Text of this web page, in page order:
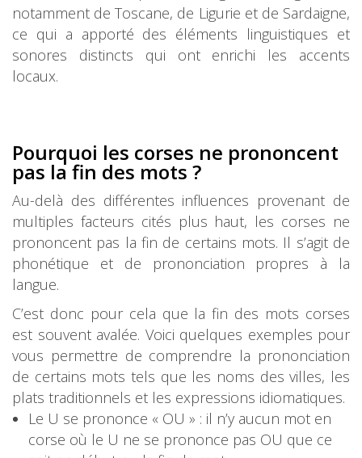
notamment de Toscane, de Ligurie et de Sardaigne,
ce qui a apporté des éléments linguistiques et
sonores distincts qui ont enrichi les accents
locaux.
Pourquoi les corses ne prononcent
pas la fin des mots ?
Au-delà des différentes influences provenant de
multiples facteurs cités plus haut, les corses ne
prononcent pas la fin de certains mots. Il s’agit de
phonétique et de prononciation propres à la
langue.
C’est donc pour cela que la fin des mots corses
est souvent avalée. Voici quelques exemples pour
vous permettre de comprendre la prononciation
de certains mots tels que les noms des villes, les
plats traditionnels et les expressions idiomatiques.
Le U se prononce « OU » : il n’y aucun mot en
corse où le U ne se prononce pas OU que ce